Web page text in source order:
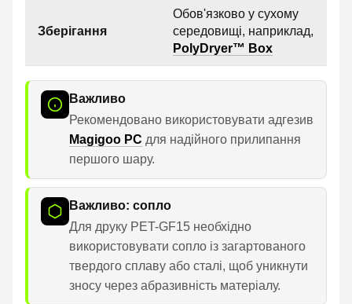
Зберігання
Обов'язково у сухому
середовищі, наприклад,
PolyDryer™ Box
Важливо
Рекомендовано використовувати адгезив
Magigoo PC для надійного прилипання
першого шару.
Важливо: сопло
Для друку PET-GF15 необхідно
використовувати сопло із загартованого
твердого сплаву або сталі, щоб уникнути
зносу через абразивність матеріалу.